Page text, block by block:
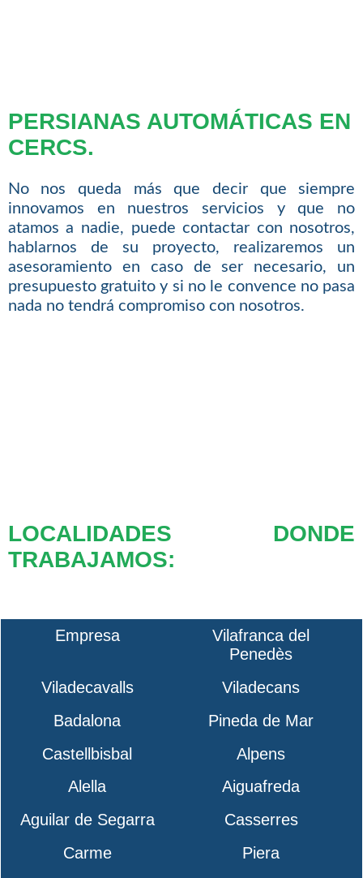
PERSIANAS AUTOMÁTICAS EN
CERCS.
No nos queda más que decir que siempre
innovamos en nuestros servicios y que no
atamos a nadie, puede contactar con nosotros,
hablarnos de su proyecto, realizaremos un
asesoramiento en caso de ser necesario, un
presupuesto gratuito y si no le convence no pasa
nada no tendrá compromiso con nosotros.
LOCALIDADES DONDE
TRABAJAMOS:
Empresa
Vilafranca del
Penedès
Viladecavalls
Viladecans
Badalona
Pineda de Mar
Castellbisbal
Alpens
Alella
Aiguafreda
Aguilar de Segarra
Casserres
Carme
Piera